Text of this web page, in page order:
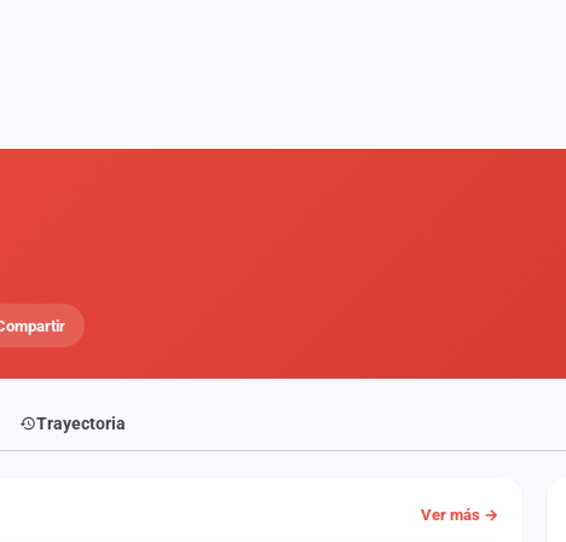
Trayectoria
Ver más →